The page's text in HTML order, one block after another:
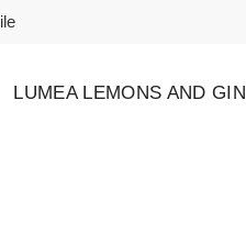
LUMEA LEMONS AND GIN